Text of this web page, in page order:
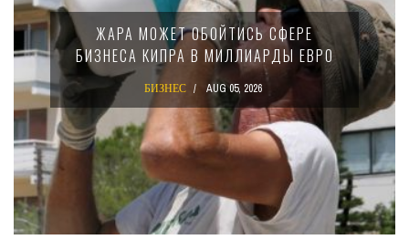
ОБОЙТИСЬ СФЕРЕ
В МИЛЛИАРДЫ ЕВРО
AUG 05, 2026
МИНФИН КИПРА
15-
КРУПНЫХ
БИЗНЕС